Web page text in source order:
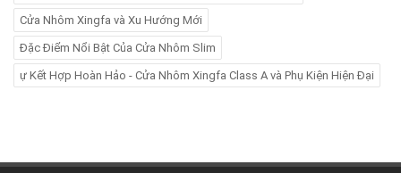
Cửa Nhôm Xingfa và Xu Hướng Mới
Đặc Điểm Nổi Bật Của Cửa Nhôm Slim
ự Kết Hợp Hoàn Hảo - Cửa Nhôm Xingfa Class A và Phụ Kiện Hiện Đại